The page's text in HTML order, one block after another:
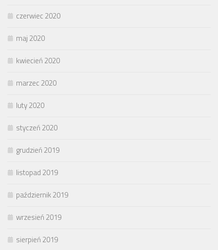
czerwiec 2020
maj 2020
kwiecień 2020
marzec 2020
luty 2020
styczeń 2020
grudzień 2019
listopad 2019
październik 2019
wrzesień 2019
sierpień 2019